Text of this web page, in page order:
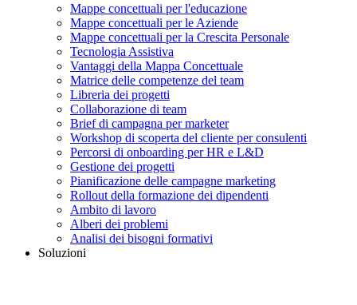
Mappe concettuali per l'educazione
Mappe concettuali per le Aziende
Mappe concettuali per la Crescita Personale
Tecnologia Assistiva
Vantaggi della Mappa Concettuale
Matrice delle competenze del team
Libreria dei progetti
Collaborazione di team
Brief di campagna per marketer
Workshop di scoperta del cliente per consulenti
Percorsi di onboarding per HR e L&D
Gestione dei progetti
Pianificazione delle campagne marketing
Rollout della formazione dei dipendenti
Ambito di lavoro
Alberi dei problemi
Analisi dei bisogni formativi
Soluzioni